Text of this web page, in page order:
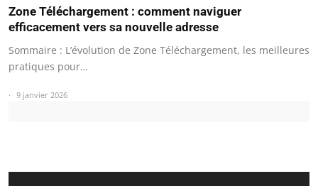
Zone Téléchargement : comment naviguer
efficacement vers sa nouvelle adresse
Sommaire : L’évolution de Zone Téléchargement, les meilleures
pratiques pour…
9 janvier 2026